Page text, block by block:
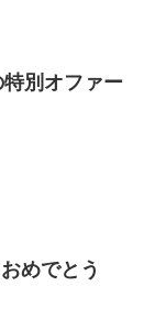
別オファー
めでとう